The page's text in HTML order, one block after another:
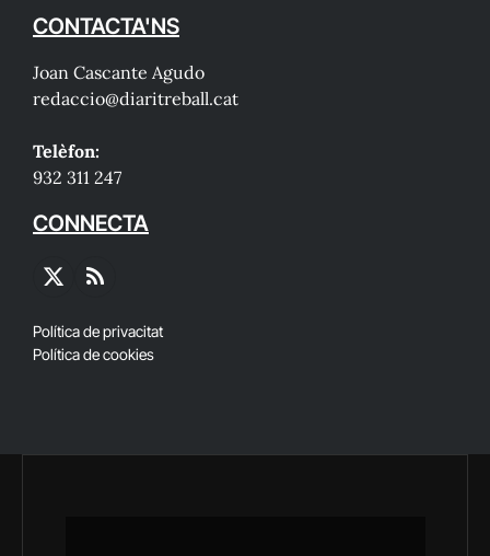
CONTACTA'NS
Joan Cascante Agudo
redaccio@diaritreball.cat
Telèfon:
932 311 247
CONNECTA
X
RSS
Política de privacitat
Política de cookies